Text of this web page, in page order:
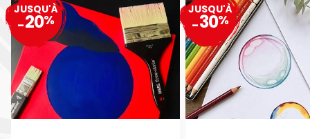
JUSQU'À
-20%
JUSQU'À
-30%